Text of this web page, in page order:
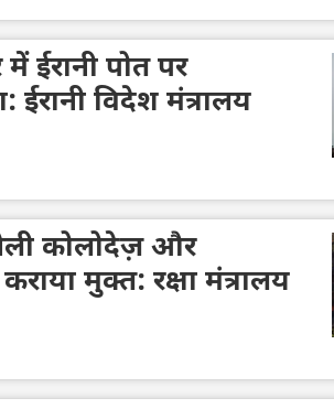
ईरानी पोत पर
विदेश मंत्रालय
कोलोदेज़ और
मुक्त: रक्षा मंत्रालय